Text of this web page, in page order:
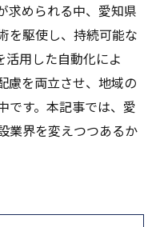
求められる中、愛知県
を駆使し、持続可能な
活用した自動化によ
慮を両立させ、地域の
です。本記事では、愛
業界を変えつつあるか